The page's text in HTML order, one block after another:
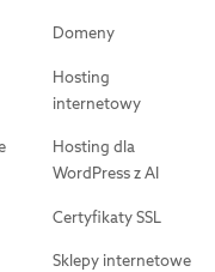
Domeny
Hosting
internetowy
Hosting dla
WordPress z AI
Certyfikaty SSL
Sklepy internetowe